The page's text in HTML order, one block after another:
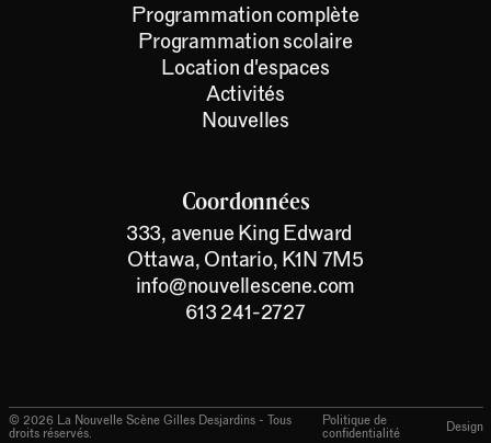
Coordonnées
333, avenue King Edward
Ottawa, Ontario, K1N 7M5
info@nouvellescene.com
613 241-2727
Programmation complète
Programmation scolaire
Location d'espaces
Activités
Nouvelles
© 2026 La Nouvelle Scène Gilles Desjardins - Tous
droits réservés.
Politique de
confidentialité
Design